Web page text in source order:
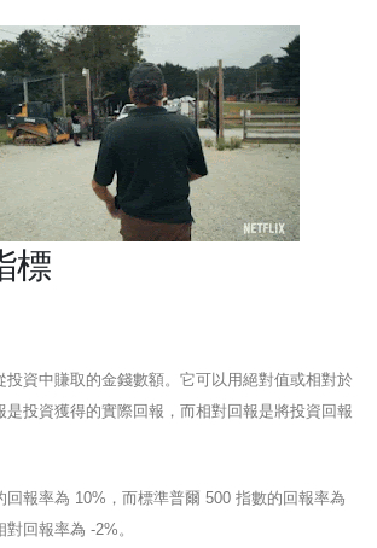
標
投資中賺取的金錢數額。它可以用絕對值或相對於
是投資獲得的實際回報，而相對回報是將投資回報
回報率為 10%，而標準普爾 500 指數的回報率為
回報率為 -2%。